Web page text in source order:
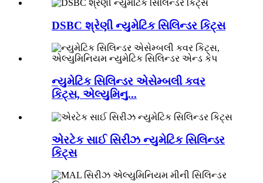
DSBC શ્રેણી ન્યુમેટિક સિલિન્ડર કિટ્સ
ન્યુમેટિક સિલિન્ડર એસેમ્બલી કવર
કિટ્સ, એલ્યુમિનુ...
એરટેક સાઈ સિરીઝ ન્યુમેટિક સિલિન્ડર
કિટ્સ